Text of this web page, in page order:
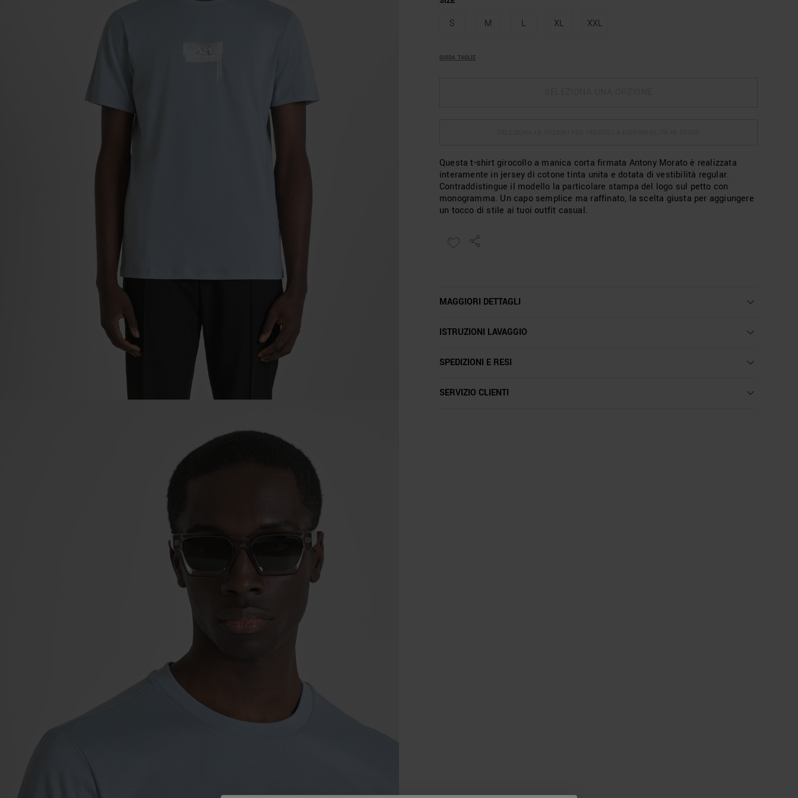
S M L XL XXL
GUIDA TAGLIE
Questa t-shirt girocollo a manica corta firmata Antony Morato è realizzata
interamente in jersey di cotone tinta unita e dotata di vestibilità regular.
Contraddistingue il modello la particolare stampa del logo sul petto con
monogramma. Un capo semplice ma raffinato, la scelta giusta per aggiungere
un tocco di stile ai tuoi outfit casual.
MAGGIORI DETTAGLI
ISTRUZIONI LAVAGGIO
SPEDIZIONI E RESI
SERVIZIO CLIENTI